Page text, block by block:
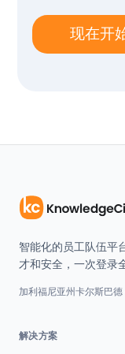
现在开
智能化的员工队伍
才和安全，一次登录
加利福尼亚州卡尔斯巴德
解决方案